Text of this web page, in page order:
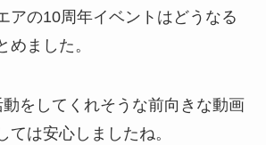
アの10周年イベントはどうなる
めました。
をしてくれそうな前向きな動画
ては安心しましたね。